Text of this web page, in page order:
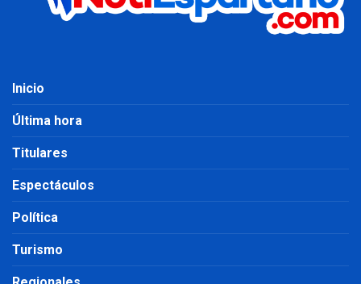
Inicio
Última hora
Titulares
Espectáculos
Política
Turismo